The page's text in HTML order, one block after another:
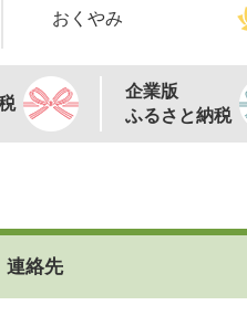
おくやみ
企業版
ふるさと納税
連絡先